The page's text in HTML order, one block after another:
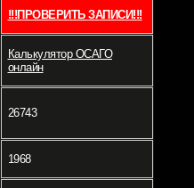
!!!ПРОВЕРИТЬ ЗАПИСИ!!!
Калькулятор ОСАГО
онлайн
26743
1968